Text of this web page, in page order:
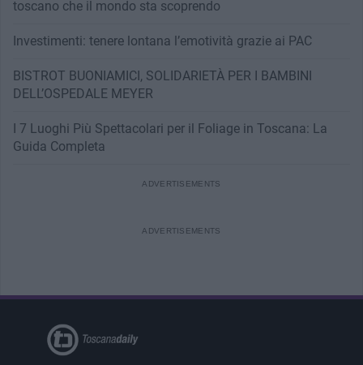
toscano che il mondo sta scoprendo
Investimenti: tenere lontana l’emotività grazie ai PAC
BISTROT BUONIAMICI, SOLIDARIETÀ PER I BAMBINI
DELL’OSPEDALE MEYER
I 7 Luoghi Più Spettacolari per il Foliage in Toscana: La
Guida Completa